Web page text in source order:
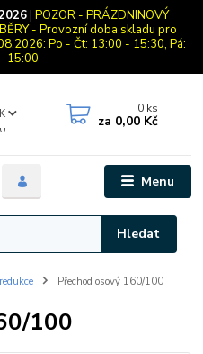
| POZOR - PRÁZDNINOVÝ
- Provozní doba skladu pro
Po - Čt: 13:00 - 15:30, Pá:
15:00
Menu
Hledat
0 ks
za 0,00 Kč
Přechod osový 160/100
100